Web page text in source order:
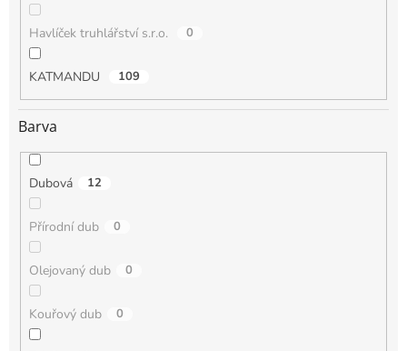
Havlíček truhlářství s.r.o. 0
KATMANDU 109
Barva
Dubová 12
Přírodní dub 0
Olejovaný dub 0
Kouřový dub 0